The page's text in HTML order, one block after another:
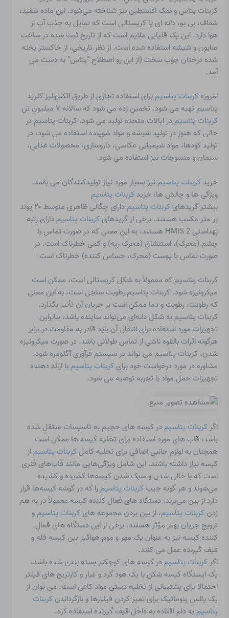
کربنات پتاس و نمک افسنطین نیز شناخته می‌شود. این ماده سفید،
شفاف، بی بو، دانه ای یا کریستالی است که تمایل به جذب آب از
هوا دارد. این یک قلیایی ملایم است که از تاریخ ثبت شده در ساخت
صابون و شیشه استفاده شده است. از نظر تاریخی، از خاکستر پخته
شده درختان چوب سخت (از این رو اصطلاح “پتاس” به دست می
آمد.
امروزه کربنات پتاسیم برای استفاده تجاری از طریق الکترولیز کلرید
پتاسیم تهیه می شود. تخمین زده می شود که سالانه ۷ میلیون تن
کربنات پتاسیم در ایالات متحده تولید می شود. کربنات پتاسیم در
حالی که هنوز در تولید شیشه و مواد شوینده استفاده می شود، در
تولید کودها، مواد شیمیایی عکاسی، داروسازی، محصولات غذایی،
سیمان و منسوجات نیز استفاده می شود.
خرید کربنات پتاسیم نیز بسیار مورد نیاز تولیدکنندگان می باشد.
ویژگی ها و چالش ها: خرید کربنات پتاسیم
بیشتر گریدهای کربنات پتاسیم
دارای چگالی ظاهری متوسط ​​۲۰ پوند
بر متر مکعب هستند. برخی از گریدهای کربنات پتاسیم دارای رتبه
بهداشتی HMIS 2 هستند، به این معنی که در صورت تماس با
چشم (محرک)، استنشاق (محرک ریه) و کمی خطرناک است. در
صورت تماس با پوست (محرک، حساس کننده) خطرناک است
کربنات پتاسیم که معمولاً به شکل کریستالی است، ممکن است
میکرونیزه شود. کربنات پتاسیم رطوبت سنجی است، به این معنی
که رطوبت، رطوبت و دما ممکن است بر جریان آن تأثیر بگذارد.
کربنات پتاسیم به شکل دانه‌ای می‌تواند ساینده باشد، بنابراین
تجهیزات مورد استفاده برای انتقال آن باید قادر به مقاومت در برابر
هرگونه اثرات بالقوه ناشی از تماس طولانی باشد. در صورت میکرونیزه
شدن، کربنات پتاسیم می تواند در سیستم فرآوری آگلومره شود.
مشاوره در مورد درخواست خود برای کربنات پتاسیم با ارائه دهنده
تجهیزات حمل مواد با تجربه توصیه می شود.
اگر کربنات پتاسیم در کیسه های حجیم به تاسیسات منتقل شده
باشد، قاب های مورد استفاده برای تخلیه کیسه ها ممکن است
همچنان به لوازم جانبی اضافی برای تخلیه کامل کربنات پتاسیم از
کیسه نیاز داشته باشند. این شامل ویژگی‌هایی مانند قاب‌های فنری
است که با خالی شدن و سبک شدن کیسه‌ها کشیده و کشیده
می‌شوند و هر گونه جیب کربنات پتاسیم را که در گوشه کیسه‌ها قرار
دارد از بین می‌برند. دستگاه های فعال کننده کیسه معمولاً در به هم
زدن کربنات پتاسیم، از بین بردن مجموعه های کربنات پتاسیم و
ترویج جریان بهتر مؤثر هستند. برخی از این دستگاه های فعال
کننده کیسه نیز به عنوان یک مهر و موم هواگیر بین کیسه فله و
قیف گیرنده عمل می کنند.
اگر کربنات پتاسیم در کیسه های کوچکتر بسته بندی شده باشد،
یک ایستگاه کیسه شکن با یک هود گرد و غبار و کارتریج های فیلتر
احتمالا برای پشتیبانی از تخلیه دستی مواد کافی است. می توان از
یک پالس پنوماتیک برای تمیز کردن فیلترها و بازگرداندن کربنات
پتاسیم به دام افتاده به داخل قیف گیرنده استفاده کرد.